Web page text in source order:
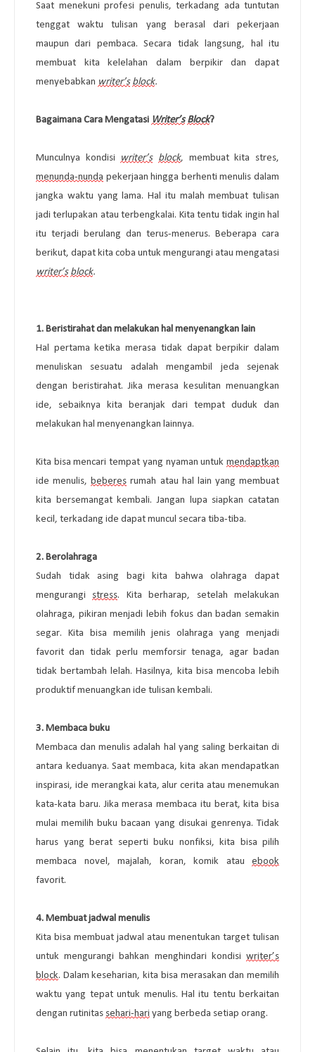
Saat menekuni profesi penulis, terkadang ada tuntutan
tenggat waktu tulisan yang berasal dari pekerjaan
maupun dari pembaca. Secara tidak langsung, hal itu
membuat kita kelelahan dalam berpikir dan dapat
menyebabkan writer’s block.
Bagaimana Cara Mengatasi Writer’s Block?
Munculnya kondisi writer’s block
menunda-nunda pekerjaan hingga berhenti menulis dalam
jangka waktu yang lama. Hal itu malah membuat tulisan
jadi terlupakan atau terbengkalai. Kita tentu tidak ingin hal
itu terjadi berulang dan terus-menerus. Beberapa cara
writer’s block.
1. Beristirahat dan melakukan hal menyenangkan lain
Hal pertama ketika merasa tidak dapat berpikir dalam
menuliskan sesuatu adalah mengambil jeda sejenak
dengan beristirahat. Jika merasa kesulitan menuangkan
ide, sebaiknya kita beranjak dari tempat duduk dan
melakukan hal menyenangkan lainnya.
Kita bisa mencari tempat yang nyaman untuk mendaptkan
ide menulis, beberes rumah atau hal lain yang membuat
kita bersemangat kembali. Jangan lupa siapkan catatan
kecil, terkadang ide dapat muncul secara tiba-tiba.
2. Berolahraga
Sudah tidak asing bagi kita bahwa olahraga dapat
mengurangi stress. Kita berharap, setelah melakukan
olahraga, pikiran menjadi lebih fokus dan badan semakin
segar. Kita bisa memilih jenis olahraga yang menjadi
favorit dan tidak perlu memforsir tenaga, agar badan
tidak bertambah lelah. Hasilnya, kita bisa mencoba lebih
produktif menuangkan ide tulisan kembali.
3. Membaca buku
Membaca dan menulis adalah hal yang saling berkaitan di
antara keduanya. Saat membaca, kita akan mendapatkan
inspirasi, ide merangkai kata, alur cerita atau menemukan
kata-kata baru. Jika merasa membaca itu berat, kita bisa
mulai memilih buku bacaan yang disukai genrenya. Tidak
harus yang berat seperti buku nonfiksi, kita bisa pilih
membaca novel, majalah, koran, komik atau ebook
favorit.
4. Membuat jadwal menulis
Kita bisa membuat jadwal atau menentukan target tulisan
untuk mengurangi bahkan menghindari kondisi writer’s
block. Dalam keseharian, kita bisa merasakan dan memilih
waktu yang tepat untuk menulis. Hal itu tentu berkaitan
dengan rutinitas sehari-hari yang berbeda setiap orang.